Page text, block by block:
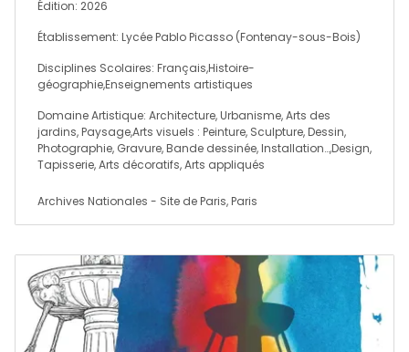
Édition: 2026
Établissement: Lycée Pablo Picasso (Fontenay-sous-Bois)
Disciplines Scolaires: Français,Histoire-
géographie,Enseignements artistiques
Domaine Artistique: Architecture, Urbanisme, Arts des
jardins, Paysage,Arts visuels : Peinture, Sculpture, Dessin,
Photographie, Gravure, Bande dessinée, Installation…,Design,
Tapisserie, Arts décoratifs, Arts appliqués
Archives Nationales - Site de Paris, Paris